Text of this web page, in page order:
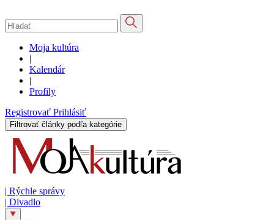
Moja kultúra
|
Kalendár
|
Profily
Registrovať Prihlásiť
Filtrovať články podľa kategórie
| Rýchle správy
| Divadlo